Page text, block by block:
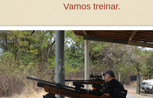
Vamos treinar.